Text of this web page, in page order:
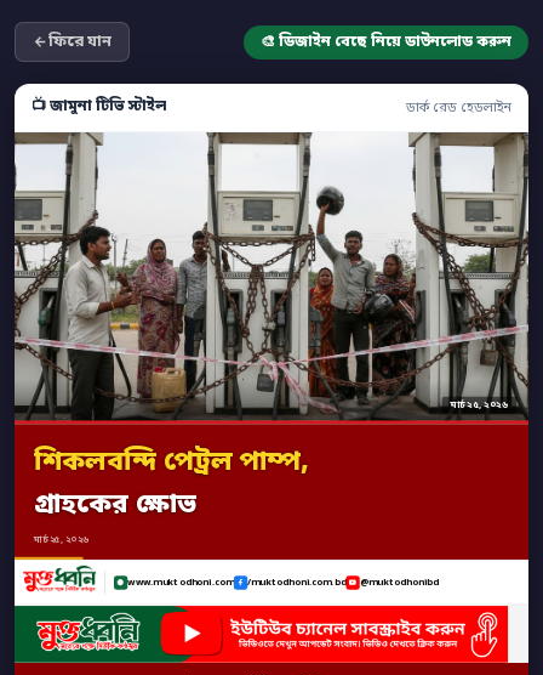
ফিরে যান 🎨 ডিজাইন বেছে নিয়ে ডাউনলোড করুন
📺 জামুনা টিভি স্টাইল ডার্ক রেড হেডলাইন
মার্চ ২৫, ২০২৬
শিকলবন্দি পেট্রল পাম্প,
গ্রাহকের ক্ষোভ
মার্চ ২৫, ২০২৬
www.muktodhoni.com /muktodhoni.com.bd @muktodhonibd